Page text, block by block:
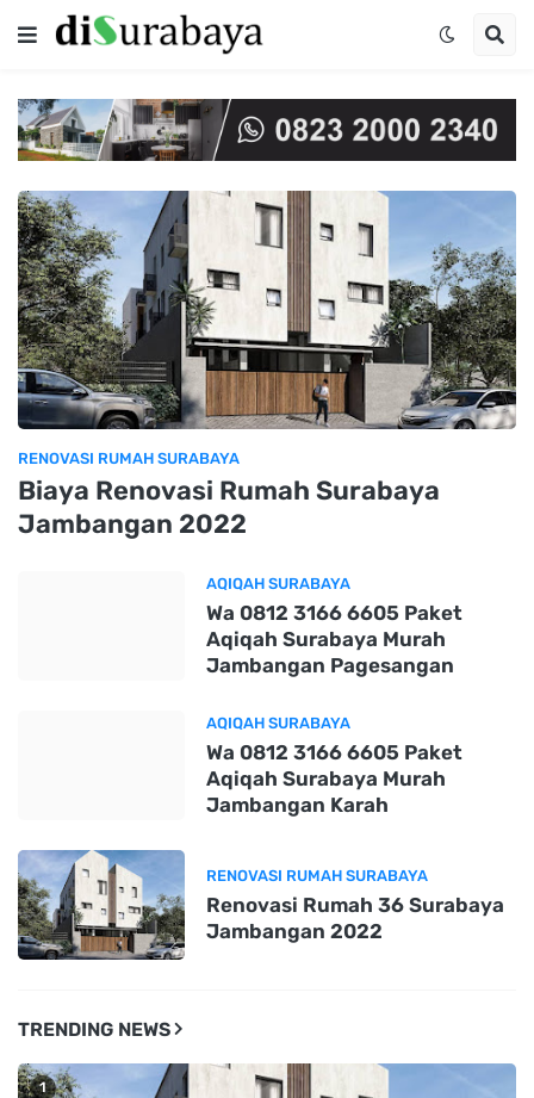
RENOVASI RUMAH SURABAYA
Biaya Renovasi Rumah Surabaya
Jambangan 2022
AQIQAH SURABAYA
Wa 0812 3166 6605 Paket
Aqiqah Surabaya Murah
Jambangan Pagesangan
AQIQAH SURABAYA
Wa 0812 3166 6605 Paket
Aqiqah Surabaya Murah
Jambangan Karah
RENOVASI RUMAH SURABAYA
Renovasi Rumah 36 Surabaya
Jambangan 2022
TRENDING NEWS
1